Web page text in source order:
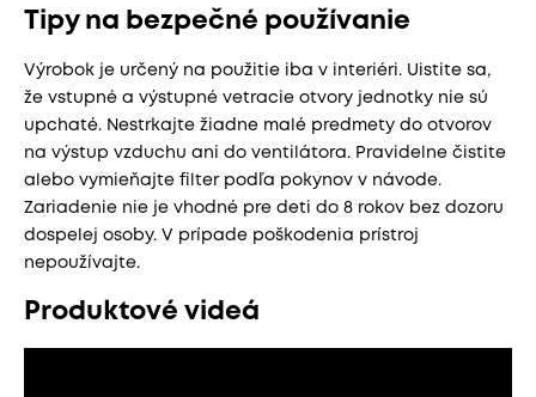
Tipy na bezpečné používanie
Výrobok je určený na použitie iba v interiéri. Uistite sa,
že vstupné a výstupné vetracie otvory jednotky nie sú
upchaté. Nestrkajte žiadne malé predmety do otvorov
na výstup vzduchu ani do ventilátora. Pravidelne čistite
alebo vymieňajte filter podľa pokynov v návode.
Zariadenie nie je vhodné pre deti do 8 rokov bez dozoru
dospelej osoby. V prípade poškodenia prístroj
nepoužívajte.
Produktové videá